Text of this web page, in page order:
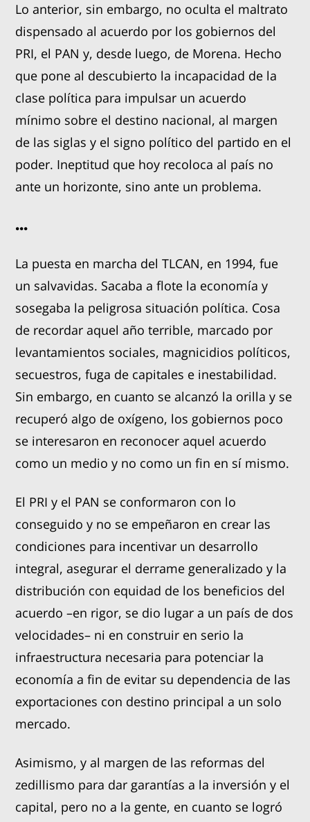
Lo anterior, sin embargo, no oculta el maltrato
dispensado al acuerdo por los gobiernos del
PRI, el PAN y, desde luego, de Morena. Hecho
que pone al descubierto la incapacidad de la
clase política para impulsar un acuerdo
mínimo sobre el destino nacional, al margen
de las siglas y el signo político del partido en el
poder. Ineptitud que hoy recoloca al país no
ante un horizonte, sino ante un problema.
...
La puesta en marcha del TLCAN, en 1994, fue
un salvavidas. Sacaba a flote la economía y
sosegaba la peligrosa situación política. Cosa
de recordar aquel año terrible, marcado por
levantamientos sociales, magnicidios políticos,
secuestros, fuga de capitales e inestabilidad.
Sin embargo, en cuanto se alcanzó la orilla y se
recuperó algo de oxígeno, los gobiernos poco
se interesaron en reconocer aquel acuerdo
como un medio y no como un fin en sí mismo.
El PRI y el PAN se conformaron con lo
conseguido y no se empeñaron en crear las
condiciones para incentivar un desarrollo
integral, asegurar el derrame generalizado y la
distribución con equidad de los beneficios del
acuerdo –en rigor, se dio lugar a un país de dos
velocidades– ni en construir en serio la
infraestructura necesaria para potenciar la
economía a fin de evitar su dependencia de las
exportaciones con destino principal a un solo
mercado.
Asimismo, y al margen de las reformas del
zedillismo para dar garantías a la inversión y el
capital, pero no a la gente, en cuanto se logró